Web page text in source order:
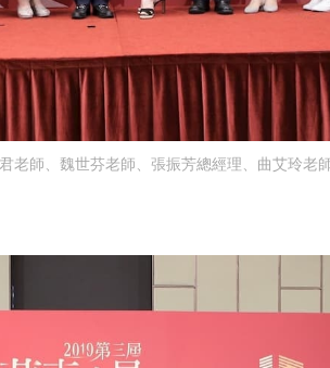
老師、魏世芬老師、張振芳總經理、曲艾玲老